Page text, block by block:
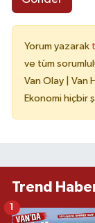
Yorum yazarak
ve tüm
Van Olay | Van
Ekonomi hiçbir
Trend